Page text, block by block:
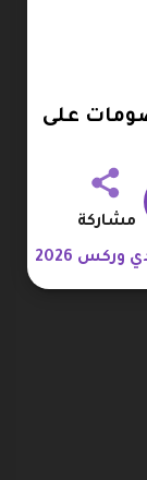
بودي 30% خصومات على
مشاركة
2026